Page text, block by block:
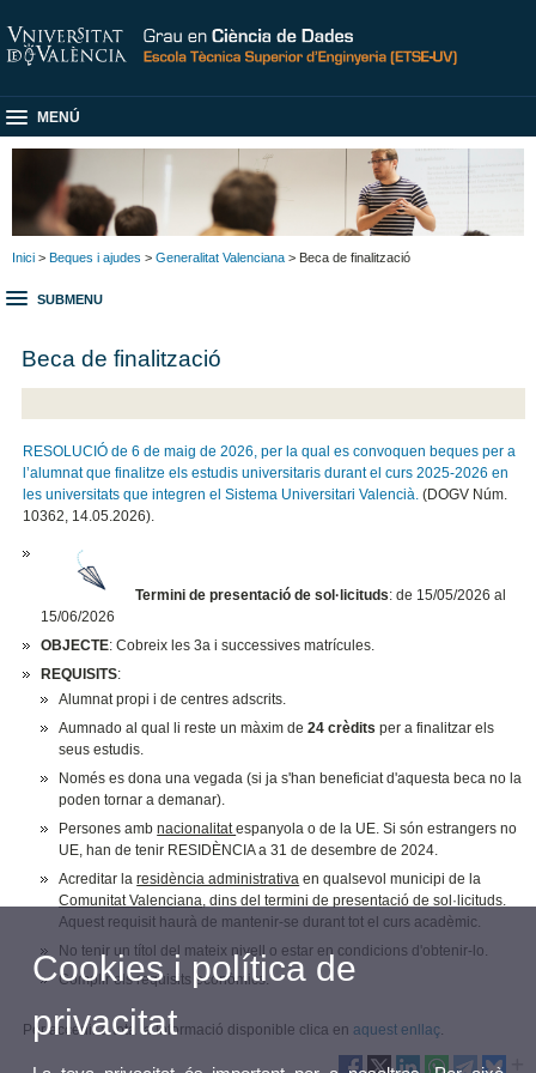
MENÚ
Inici > Beques i ajudes > Generalitat Valenciana > Beca de finalització
SUBMENU
Beca de finalització
RESOLUCIÓ de 6 de maig de 2026, per la qual es convoquen beques per a
l’alumnat que finalitze els estudis universitaris durant el curs 2025-2026 en
les universitats que integren el Sistema Universitari Valencià. (DOGV Núm.
10362, 14.05.2026).
Termini de presentació de sol·licituds: de 15/05/2026 al
15/06/2026
OBJECTE: Cobreix les 3a i successives matrícules.
REQUISITS:
Alumnat propi i de centres adscrits.
Aumnado al qual li reste un màxim de24 crèdits per a finalitzar els
seus estudis.
Només es dona una vegada (si ja s'han beneficiat d'aquesta beca no la
poden tornar a demanar).
Persones ambnacionalitatespanyola o de la UE. Si són estrangers no
UE, han de tenir RESIDÈNCIA a 31 de desembre de 2024.
Acreditar laresidència administrativa en qualsevol municipi de la
Comunitat Valenciana, dins del termini de presentació de sol·licituds.
Aquest requisit haurà de mantenir-se durant tot el curs acadèmic.
No tenir un títol del mateix nivell o estar en condicions d'obtenir-lo.
Complir els requisits econòmics.
Per accedir a tota la Informació disponible clica en aquest enllaç.
Cookies i política de
privacitat